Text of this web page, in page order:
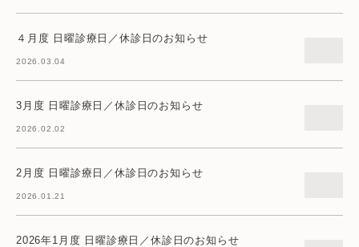
４月度 日曜診療日／休診日のお知らせ
2026.03.04
3月度 日曜診療日／休診日のお知らせ
2026.02.02
2月度 日曜診療日／休診日のお知らせ
2026.01.21
2026年1月度 日曜診療日／休診日のお知らせ